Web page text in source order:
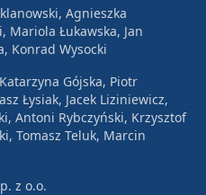
Agnieszka
Mariola Łukawska, Jan
Konrad Wysocki
Gójska, Piotr
Łysiak, Jacek Liziniewicz,
Antoni Rybczyński, Krzysztof
Tomasz Teluk, Marcin
z o.o.